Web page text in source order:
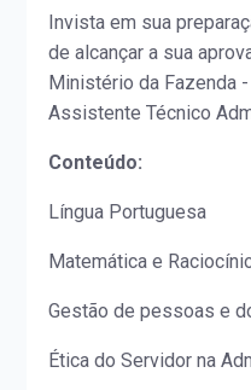
Invista em sua
de alcançar a sua
Ministério da Fazenda
Assistente Técnico
Conteúdo:
Língua Portuguesa
Matemática e
Gestão de pessoas e
Ética do Servidor na